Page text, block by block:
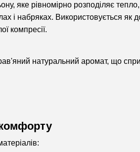
яке рівномірно розподіляє
і набряках. Використовується як
компресії.
натуральний аромат, що